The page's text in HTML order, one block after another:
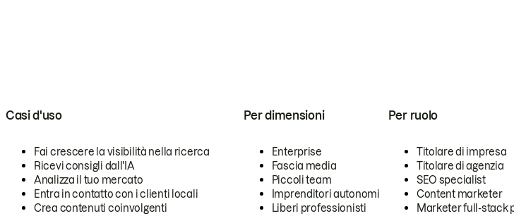
Casi d'uso
Fai crescere la visibilità nella ricerca
Ricevi consigli dall'IA
Analizza il tuo mercato
Entra in contatto con i clienti locali
Crea contenuti coinvolgenti
Per dimensioni
Enterprise
Fascia media
Piccoli team
Imprenditori autonomi
Liberi professionisti
Per ruolo
Titolare di impresa
Titolare di agenzia
SEO specialist
Content marketer
Marketer full-stack